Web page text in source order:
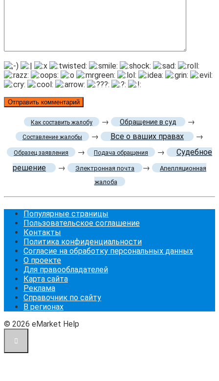
Как составить жалобу → Обращение в суд →
Составление жалобы → Все о ваших правах →
Образец заявления → Подача обращения →
Судебное
решение
→ Электронная почта →
Апелляционная
жалоба
Популярные страницы
Пользовательское соглашение
Контакты
Политика конфиденциальности
Согласие на обработку персональных данных
О проекте
Для правообладателей
Карта сайта
Реклама
Справочник по сайту
В регионах
© 2026 eMarket Help